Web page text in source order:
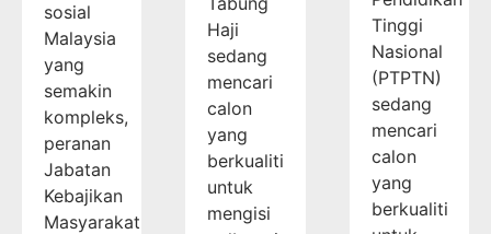
sosial
Malaysia
yang
semakin
kompleks,
peranan
Jabatan
Kebajikan
Masyarakat
Haji
sedang
mencari
calon
yang
berkualiti
untuk
mengisi
Tinggi
Nasional
(PTPTN)
sedang
mencari
calon
yang
berkualiti